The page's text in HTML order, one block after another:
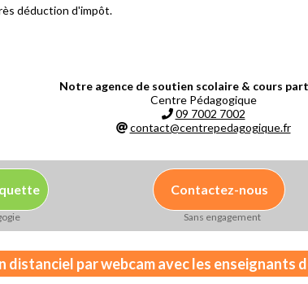
déduction d'impôt.
Notre agence de soutien scolaire & cours
Centre Pédagogique
09 7002 7002
contact@centrepedagogique.fr
Contactez-nous
Sans engagement
distanciel par webcam avec les enseignants